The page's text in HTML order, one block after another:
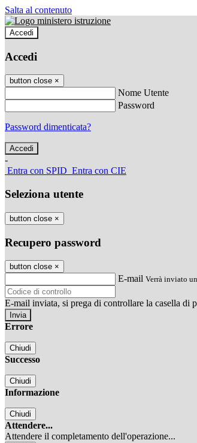
Salta al contenuto
Accedi
Accedi
button close ×
Nome Utente
Password
Password dimenticata?
-
Entra con SPID Entra con CIE
Seleziona utente
button close ×
Recupero password
button close ×
E-mail Verrà inviato
E-mail inviata, si prega di controllare la casella di
Errore
Chiudi
Successo
Chiudi
Informazione
Chiudi
Attendere...
Attendere il completamento dell'operazione...